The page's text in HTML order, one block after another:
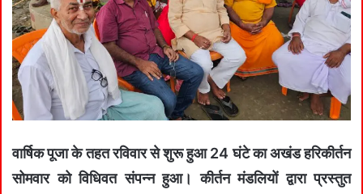
वार्षिक पूजा के तहत रविवार से शुरू हुआ 24 घंटे का अखंड हरिकीर्तन
सोमवार को विधिवत संपन्न हुआ। कीर्तन मंडलियों द्वारा प्रस्तुत